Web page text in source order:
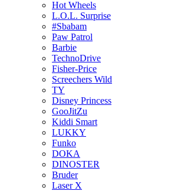
Hot Wheels
L.O.L. Surprise
#Sbabam
Paw Patrol
Barbie
TechnoDrive
Fisher-Price
Screechers Wild
TY
Disney Princess
GooJitZu
Kiddi Smart
LUKKY
Funko
DOKA
DINOSTER
Bruder
Laser X